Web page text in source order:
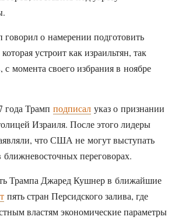
говорил о намерении подготовить
устроит как израильтян, так
с момента своего избрания в ноябре
года Трамп подписал указ о признании
Израиля. После этого лидеры
что США не могут выступать
переговорах.
Трампа Джаред Кушнер в ближайшие
пять стран Персидского залива, где
властям экономические параметры